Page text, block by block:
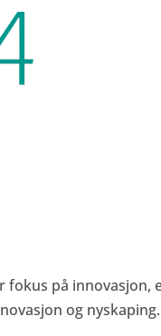
på
og nyskaping.